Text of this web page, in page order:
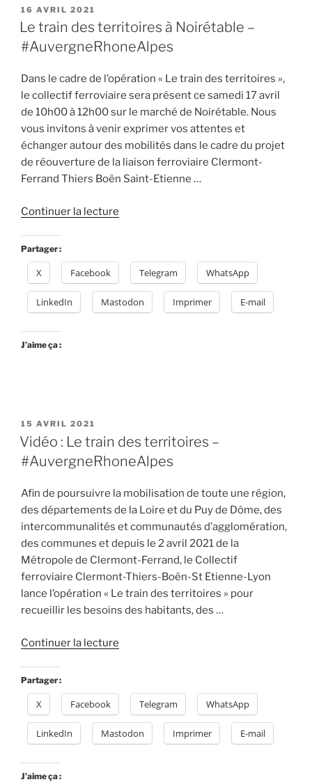
–
#AuvergneRhoneAlpes »
PUBLIÉ
LE
16 AVRIL 2021
Le train des territoires à Noirétable –
#AuvergneRhoneAlpes
Dans le cadre de l’opération « Le train des territoires »,
le collectif ferroviaire sera présent ce samedi 17 avril
de 10h00 à 12h00 sur le marché de Noirétable. Nous
vous invitons à venir exprimer vos attentes et
échanger autour des mobilités dans le cadre du projet
de réouverture de la liaison ferroviaire Clermont-
Ferrand Thiers Boën Saint-Etienne …
Continuer la lecture
des
territoires
à
Noirétable
Partager :
X Facebook Telegram WhatsApp
LinkedIn Mastodon Imprimer E-mail
J’aime ça :
PUBLIÉ
LE
15 AVRIL 2021
Vidéo : Le train des territoires –
#AuvergneRhoneAlpes
Afin de poursuivre la mobilisation de toute une région,
des départements de la Loire et du Puy de Dôme, des
intercommunalités et communautés d’agglomération,
des communes et depuis le 2 avril 2021 de la
Métropole de Clermont-Ferrand, le Collectif
ferroviaire Clermont-Thiers-Boën-St Etienne-Lyon
lance l’opération « Le train des territoires » pour
recueillir les besoins des habitants, des …
Continuer la lecture
des
territoires
Partager :
X Facebook Telegram WhatsApp
LinkedIn Mastodon Imprimer E-mail
J’aime ça :